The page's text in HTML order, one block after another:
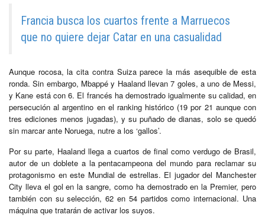
Francia busca los cuartos frente a Marruecos
que no quiere dejar Catar en una casualidad
Aunque rocosa, la cita contra Suiza parece la más asequible de esta
ronda. Sin embargo, Mbappé y Haaland llevan 7 goles, a uno de Messi,
y Kane está con 6. El francés ha demostrado igualmente su calidad, en
persecución al argentino en el ranking histórico (19 por 21 aunque con
tres ediciones menos jugadas), y su puñado de dianas, solo se quedó
sin marcar ante Noruega, nutre a los ‘gallos’.
Por su parte, Haaland llega a cuartos de final como verdugo de Brasil,
autor de un doblete a la pentacampeona del mundo para reclamar su
protagonismo en este Mundial de estrellas. El jugador del Manchester
City lleva el gol en la sangre, como ha demostrado en la Premier, pero
también con su selección, 62 en 54 partidos como internacional. Una
máquina que tratarán de activar los suyos.